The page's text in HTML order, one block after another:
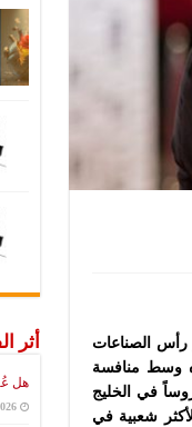
رأس الصناعات
وسط منافسة
في الخليج
شعبية في
أثر
هل